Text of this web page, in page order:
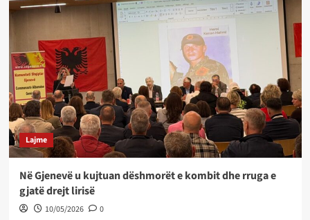
Lajme
Në Gjenevë u kujtuan dëshmorët e kombit dhe rruga e
gjatë drejt lirisë
10/05/2026 0